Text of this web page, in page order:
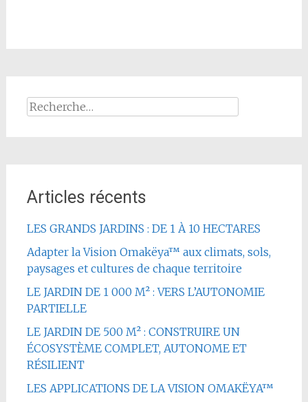
Rechercher :
Articles récents
LES GRANDS JARDINS : DE 1 À 10 HECTARES
Adapter la Vision Omakëya™ aux climats, sols,
paysages et cultures de chaque territoire
LE JARDIN DE 1 000 M² : VERS L’AUTONOMIE
PARTIELLE
LE JARDIN DE 500 M² : CONSTRUIRE UN
ÉCOSYSTÈME COMPLET, AUTONOME ET
RÉSILIENT
LES APPLICATIONS DE LA VISION OMAKËYA™